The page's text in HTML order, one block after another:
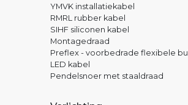
YMVK installatiekabel
RMRL rubber kabel
SIHF siliconen kabel
Montagedraad
Preflex - voorbedrade flexibele
LED kabel
Pendelsnoer met staaldraad